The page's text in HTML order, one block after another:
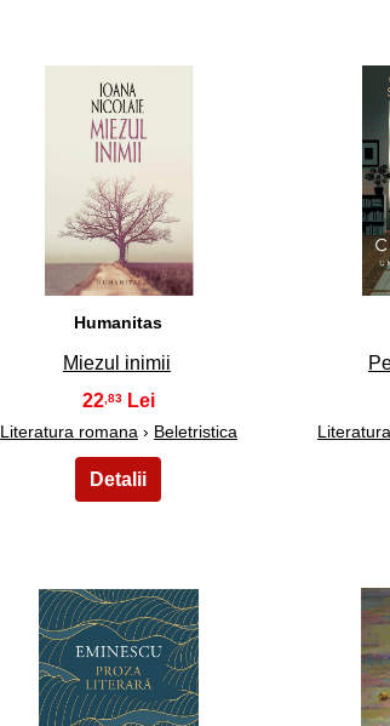
23
Humanitas
Miezul inimii
22 ,83
Literatura romana › Beletristica
28